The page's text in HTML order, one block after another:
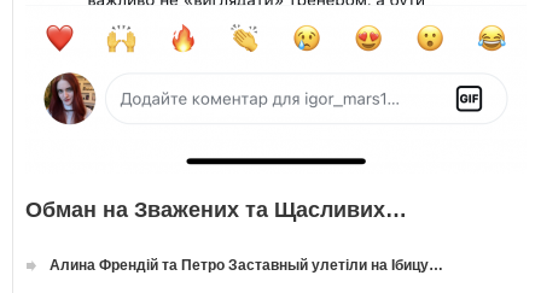
Обман на Зважених та Щасливих…
Алина Френдій та Петро Заставный улетіли на Ібицу…